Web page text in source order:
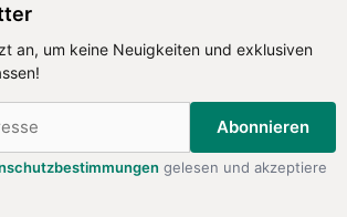
an, um keine Neuigkeiten und exklusiven
Abonnieren
gelesen und akzeptiere
zu verpassen!
Abonnieren